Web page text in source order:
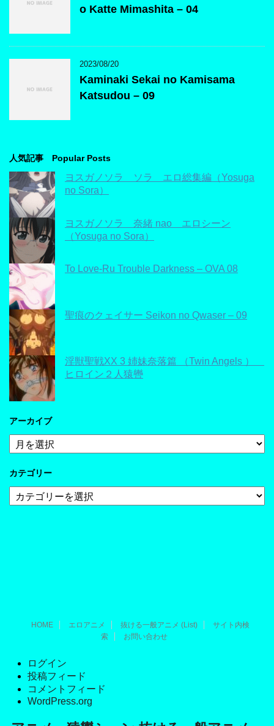
o Katte Mimashita – 04
2023/08/20
Kaminaki Sekai no Kamisama
Katsudou – 09
人気記事 Popular Posts
ヨスガノソラ ソラ エロ総集編（Yosuga
no Sora）
ヨスガノソラ 奈緒 nao エロシーン
（Yosuga no Sora）
To Love-Ru Trouble Darkness – OVA 08
聖痕のクェイサー Seikon no Qwaser – 09
淫獣聖戦XX 3 姉妹奈落篇 （Twin Angels ）
ヒロイン２人猿轡
アーカイブ
ア
ー
イ
カテゴリー
テ
HOME エロアニメ 抜ける一般アニメ (List)
サイト内検
索
お問い合わせ
ログイン
投稿フィード
コメントフィード
WordPress.org